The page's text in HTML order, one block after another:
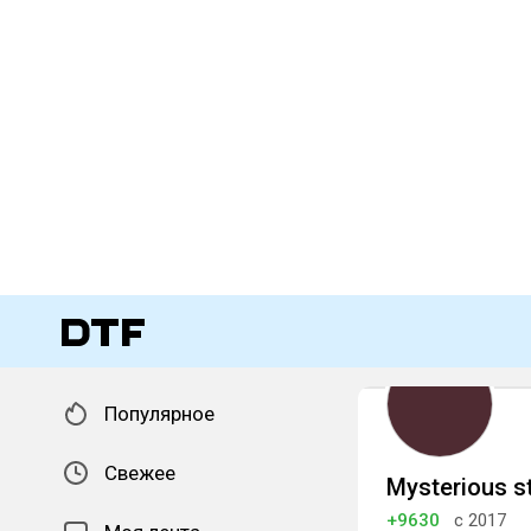
Популярное
Свежее Mysterious
+9630
с 2017